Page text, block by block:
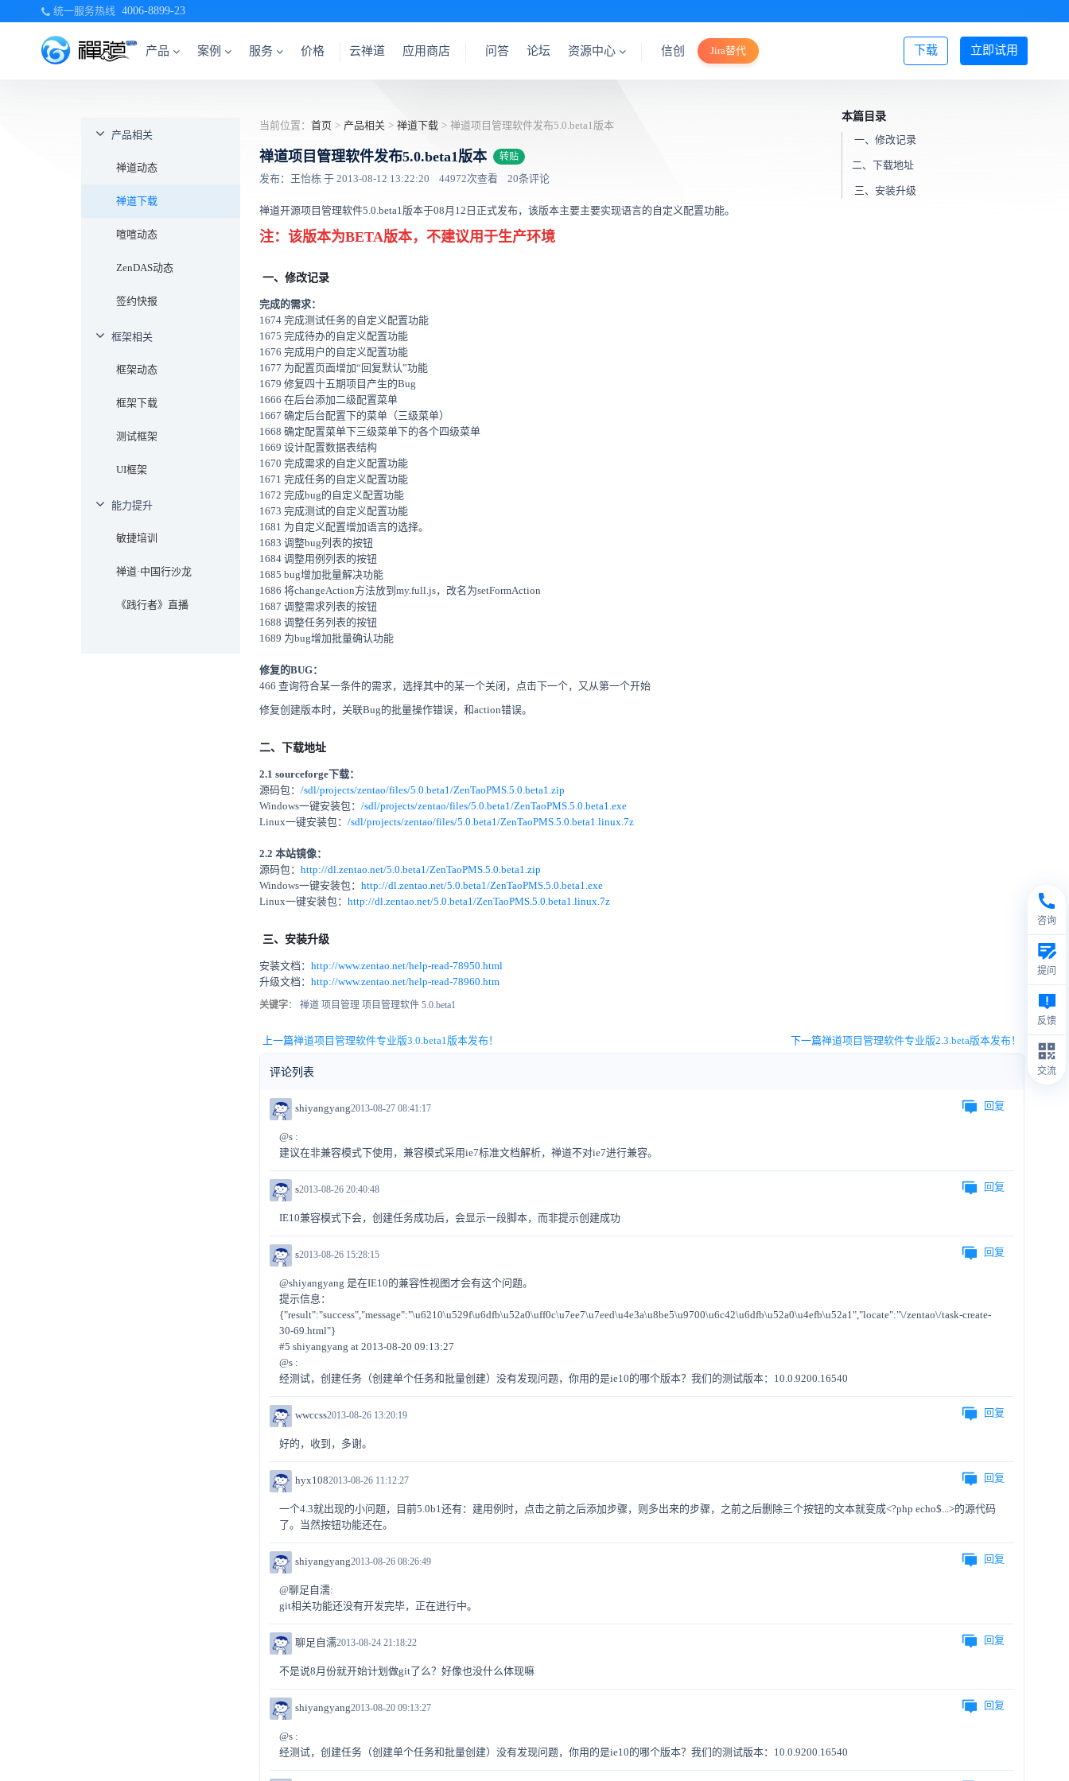
统一服务热线 4006-8899-23
产品 案例 服务 价格 立即试用
下载
云禅道 应用商店 问答 论坛 资源中心 信创 Jira替代 登录/注册
产品相关
禅道动态
禅道下载
喧喧动态
ZenDAS动态
签约快报
框架相关
框架动态
框架下载
测试框架
UI框架
能力提升
敏捷培训
禅道·中国行沙龙
《践行者》直播
当前位置： 首页 > 产品相关 > 禅道下载 > 禅道项目管理软件发布5.0.beta1版本
禅道项目管理软件发布5.0.beta1版本 转贴
发布：王怡栋 于 2013-08-12 13:22:20 44972次查看 20条评论
本篇目录
一、修改记录
二、下载地址
三、安装升级
禅道开源项目管理软件5.0.beta1版本于08月12日正式发布，该版本主要主要实现语言的自定义配置功能。
注：该版本为BETA版本，不建议用于生产环境
一、修改记录
完成的需求：
1674 完成测试任务的自定义配置功能
1675 完成待办的自定义配置功能
1676 完成用户的自定义配置功能
1677 为配置页面增加“回复默认”功能
1679 修复四十五期项目产生的Bug
1666 在后台添加二级配置菜单
1667 确定后台配置下的菜单（三级菜单）
1668 确定配置菜单下三级菜单下的各个四级菜单
1669 设计配置数据表结构
1670 完成需求的自定义配置功能
1671 完成任务的自定义配置功能
1672 完成bug的自定义配置功能
1673 完成测试的自定义配置功能
1681 为自定义配置增加语言的选择。
1683 调整bug列表的按钮
1684 调整用例列表的按钮
1685 bug增加批量解决功能
1686 将changeAction方法放到my.full.js，改名为setFormAction
1687 调整需求列表的按钮
1688 调整任务列表的按钮
1689 为bug增加批量确认功能
修复的BUG：
466 查询符合某一条件的需求，选择其中的某一个关闭，点击下一个，又从第一个开始
修复创建版本时，关联Bug的批量操作错误，和action错误。
二、下载地址
2.1 sourceforge下载：
源码包： /sdl/projects/zentao/files/5.0.beta1/ZenTaoPMS.5.0.beta1.zip
Windows一键安装包： /sdl/projects/zentao/files/5.0.beta1/ZenTaoPMS.5.0.beta1.exe
Linux一键安装包： /sdl/projects/zentao/files/5.0.beta1/ZenTaoPMS.5.0.beta1.linux.7z
2.2 本站镜像：
源码包： http://dl.zentao.net/5.0.beta1/ZenTaoPMS.5.0.beta1.zip
Windows一键安装包： http://dl.zentao.net/5.0.beta1/ZenTaoPMS.5.0.beta1.exe
Linux一键安装包： http://dl.zentao.net/5.0.beta1/ZenTaoPMS.5.0.beta1.linux.7z
三、安装升级
安装文档： http://www.zentao.net/help-read-78950.html
升级文档： http://www.zentao.net/help-read-78960.htm
关键字： 禅道 项目管理 项目管理软件 5.0.beta1
上一篇禅道项目管理软件专业版3.0.beta1版本发布！ 下一篇禅道项目管理软件专业版2.3.beta版本发布！
评论列表
shiyangyang2013-08-27 08:41:17 回复
@s :
建议在非兼容模式下使用，兼容模式采用ie7标准文档解析，禅道不对ie7进行兼容。
s2013-08-26 20:40:48 回复
IE10兼容模式下会，创建任务成功后，会显示一段脚本，而非提示创建成功
s2013-08-26 15:28:15 回复
@shiyangyang 是在IE10的兼容性视图才会有这个问题。
提示信息：
{"result":"success","message":"\u6210\u529f\u6dfb\u52a0\uff0c\u7ee7\u7eed\u4e3a\u8be5\u9700\u6c42\u6dfb\u52a0\u4efb\u52a1","locate":"\/zentao\/task-create-
30-69.html"}
#5 shiyangyang at 2013-08-20 09:13:27
@s :
经测试，创建任务（创建单个任务和批量创建）没有发现问题，你用的是ie10的哪个版本？我们的测试版本：10.0.9200.16540
wwccss2013-08-26 13:20:19 回复
好的，收到，多谢。
hyx1082013-08-26 11:12:27 回复
一个4.3就出现的小问题，目前5.0b1还有：建用例时，点击之前之后添加步骤，则多出来的步骤，之前之后删除三个按钮的文本就变成<?php echo$...>的源代码
了。当然按钮功能还在。
shiyangyang2013-08-26 08:26:49 回复
@聊足自濡:
git相关功能还没有开发完毕，正在进行中。
聊足自濡2013-08-24 21:18:22 回复
不是说8月份就开始计划做git了么？好像也没什么体现嘛
shiyangyang2013-08-20 09:13:27 回复
@s :
经测试，创建任务（创建单个任务和批量创建）没有发现问题，你用的是ie10的哪个版本？我们的测试版本：10.0.9200.16540
咨询
提问
反馈
交流